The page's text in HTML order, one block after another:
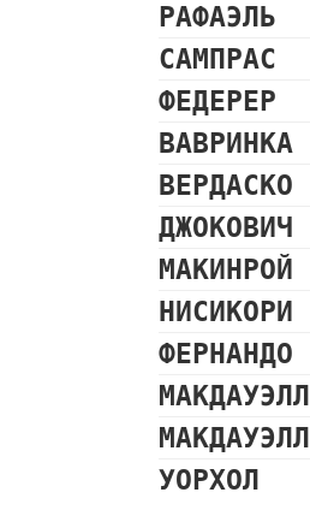
РАФАЭЛЬ
САМПРАС
ФЕДЕРЕР
ВАВРИНКА
ВЕРДАСКО
ДЖОКОВИЧ
МАКИНРОЙ
НИСИКОРИ
ФЕРНАНДО
МАКДАУЭЛЛ
МАКДАУЭЛЛ
УОРХОЛ